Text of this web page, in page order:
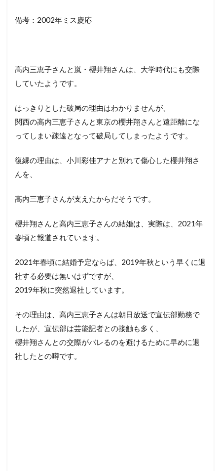
備考：2002年ミス慶応
高内三恵子さんと嵐・櫻井翔さんは、大学時代にも交際
していたようです。
はっきりとした破局の理由はわかりませんが、
関西の高内三恵子さんと東京の櫻井翔さんと遠距離にな
ってしまい疎遠となって破局してしまったようです。
復縁の理由は、小川彩佳アナと別れて傷心した櫻井翔さ
んを、
高内三恵子さんが支えたからだそうです。
櫻井翔さんと高内三恵子さんの結婚は、実際は、2021年
春頃と報道されています。
2021年春頃に結婚予定ならば、2019年秋という早くに退
社する必要は無いはずですが、
2019年秋に突然退社しています。
その理由は、高内三恵子さんは朝日放送で宣伝部勤務で
したが、宣伝部は芸能記者との接触も多く、
櫻井翔さんとの交際がバレるのを避けるために早めに退
社したとの噂です。